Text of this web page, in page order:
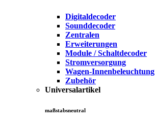
Digitaldecoder
Sounddecoder
Zentralen
Erweiterungen
Module / Schaltdecoder
Stromversorgung
Wagen-Innenbeleuchtung
Zubehör
Universalartikel
maßstabsneutral